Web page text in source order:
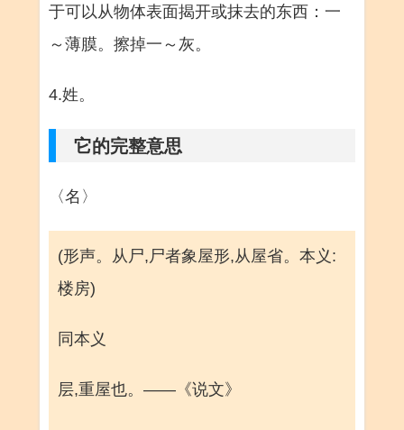
于可以从物体表面揭开或抹去的东西：一
～薄膜。擦掉一～灰。
4.姓。
它的完整意思
〈名〉
(形声。从尸,尸者象屋形,从屋省。本义:
楼房)
同本义
层,重屋也。——《说文》